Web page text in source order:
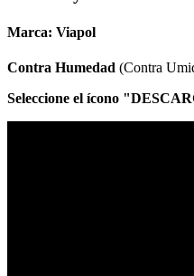
Marca: Viapol
Contra Humedad (Contra
Seleccione el ícono